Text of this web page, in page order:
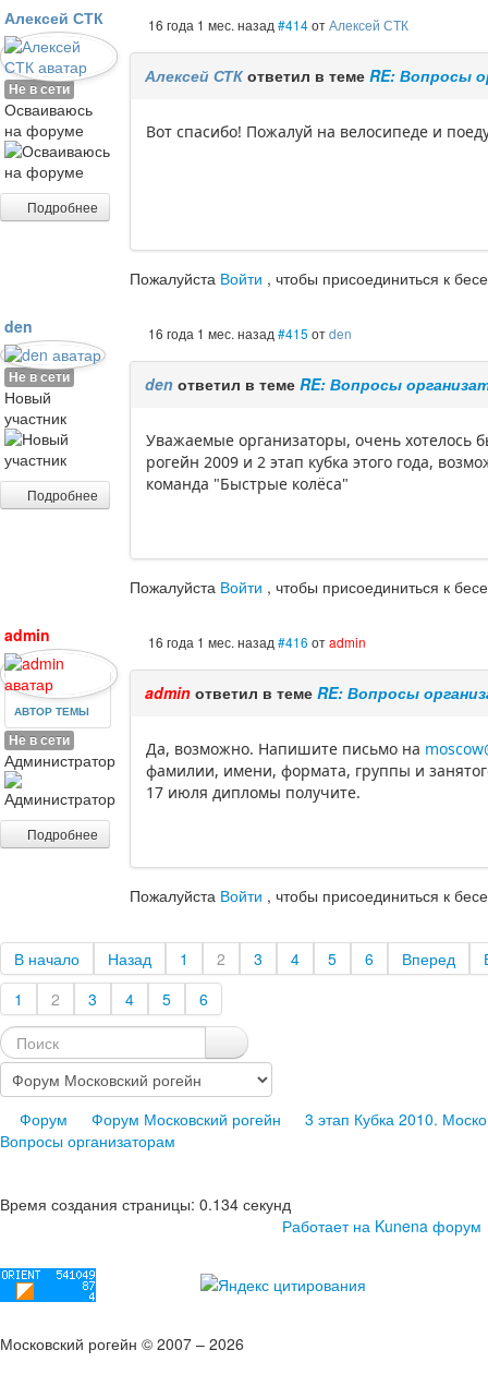
Алексей СТК
Не в сети
Осваиваюсь
на форуме
Подробнее
16 года 1 мес. назад #414отАлексей СТК
Алексей СТК ответил в темеRE: Вопросы
Вот спасибо! Пожалуй на велосипеде и
Пожалуйста Войти , чтобы присоединиться к
den
Не в сети
Новый
участник
Подробнее
16 года 1 мес. назад #415 отden
den ответил в темеRE: Вопросы
Уважаемые организаторы, очень хотелось
рогейн 2009 и 2 этап кубка этого года,
команда "Быстрые колёса"
Пожалуйста Войти , чтобы присоединиться к
admin
АВТОР ТЕМЫ
Не в сети
Администратор
Подробнее
16 года 1 мес. назад #416 отadmin
admin ответил в темеRE: Вопросы
Да, возможно. Напишите письмо на
фамилии, имени, формата, группы и
17 июля дипломы получите.
Пожалуйста Войти , чтобы присоединиться к
В начало Назад 1 2 3 4 5 6 Вперед
1
2 3 4 5 6
Форум Форум Московский рогейн
3 этап Кубка 2010.
Вопросы организаторам
Время создания страницы: 0.134 секунд
Работает на Kunena форум
Московский рогейн © 2007 – 2026